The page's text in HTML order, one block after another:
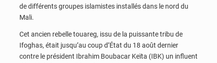
de différents groupes islamistes installés dans le nord du
Mali.
Cet ancien rebelle touareg, issu de la puissante tribu de
Ifoghas, était jusqu’au coup d’État du 18 août dernier
contre le président Ibrahim Boubacar Keïta (IBK) un influent